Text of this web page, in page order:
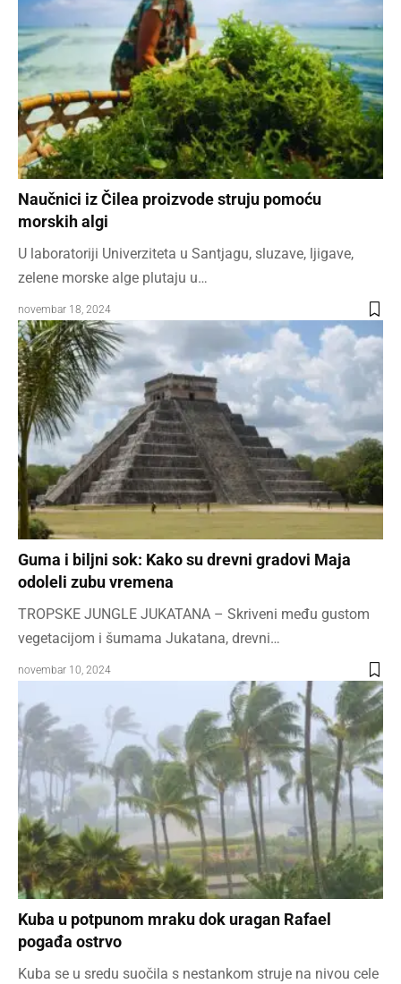
Naučnici iz Čilea proizvode struju pomoću
morskih algi
U laboratoriji Univerziteta u Santjagu, sluzave, ljigave,
zelene morske alge plutaju u…
novembar 18, 2024
Guma i biljni sok: Kako su drevni gradovi Maja
odoleli zubu vremena
TROPSKЕ JUNGLE JUKATANA – Skriveni među gustom
vegetacijom i šumama Jukatana, drevni…
novembar 10, 2024
Kuba u potpunom mraku dok uragan Rafael
pogađa ostrvo
Kuba se u sredu suočila s nestankom struje na nivou cele